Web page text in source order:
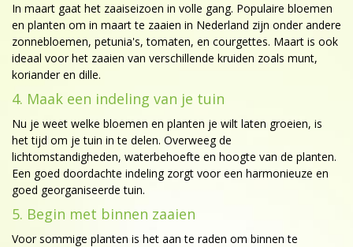
In maart gaat het zaaiseizoen in volle gang. Populaire bloemen
en planten om in maart te zaaien in Nederland zijn onder andere
zonnebloemen, petunia's, tomaten, en courgettes. Maart is ook
ideaal voor het zaaien van verschillende kruiden zoals munt,
koriander en dille.
4. Maak een indeling van je tuin
Nu je weet welke bloemen en planten je wilt laten groeien, is
het tijd om je tuin in te delen. Overweeg de
lichtomstandigheden, waterbehoefte en hoogte van de planten.
Een goed doordachte indeling zorgt voor een harmonieuze en
goed georganiseerde tuin.
5. Begin met binnen zaaien
Voor sommige planten is het aan te raden om binnen te